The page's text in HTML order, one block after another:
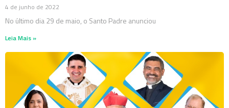
4 de junho de 2022
No último dia 29 de maio, o Santo Padre anunciou
Leia Mais »